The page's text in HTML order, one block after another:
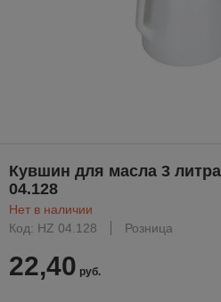
Кувшин для масла 3
04.128
Нет в наличии
Код: HZ 04.128
Розница
22,40 руб.